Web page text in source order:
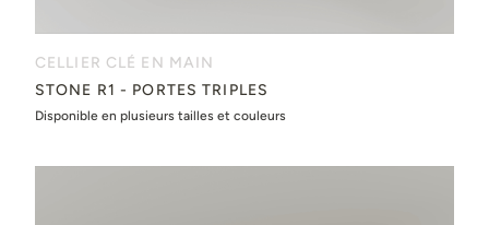
CELLIER CLÉ EN MAIN
STONE R1 - PORTES TRIPLES
Disponible en plusieurs tailles et couleurs